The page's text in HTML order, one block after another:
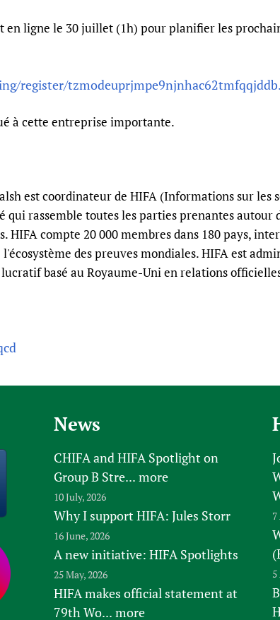
ligne le 30 juillet (1h) pour planifier les
register/
à cette entreprise importante.
est coordinateur de HIFA (Informations sur les
qui rassemble toutes les parties prenantes
HIFA compte 20 000 membres dans 180 pays,
des preuves mondiales. HIFA est
basé au Royaume-Uni en relations
News
CHIFA and HIFA Spotlight on
Group B Stre... more
10 July, 2026
Why I support HIFA: Jules Storr
16 June, 2026
A new initiative: HIFA Spotlights
25 May, 2026
HIFA makes official statement at
79th Wo... more